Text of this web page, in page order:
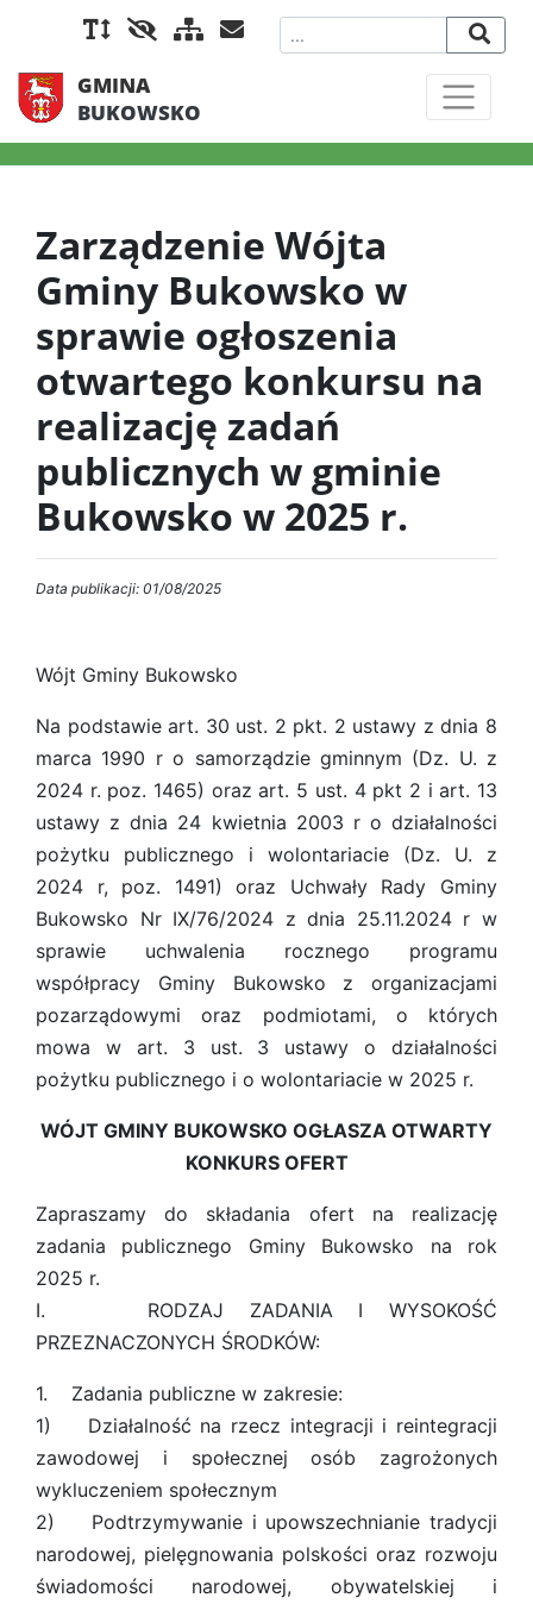
GMINA
BUKOWSKO
Zarządzenie Wójta
Gminy Bukowsko w
sprawie ogłoszenia
otwartego konkursu na
realizację zadań
publicznych w gminie
Bukowsko w 2025 r.
Data publikacji: 01/08/2025
Wójt Gminy Bukowsko
Na podstawie art. 30 ust. 2 pkt. 2 ustawy z dnia 8
marca 1990 r o samorządzie gminnym (Dz. U. z
2024 r. poz. 1465) oraz art. 5 ust. 4 pkt 2 i art. 13
ustawy z dnia 24 kwietnia 2003 r o działalności
pożytku publicznego i wolontariacie (Dz. U. z
2024 r, poz. 1491) oraz Uchwały Rady Gminy
Bukowsko Nr IX/76/2024 z dnia 25.11.2024 r w
sprawie uchwalenia rocznego programu
współpracy Gminy Bukowsko z organizacjami
pozarządowymi oraz podmiotami, o których
mowa w art. 3 ust. 3 ustawy o działalności
pożytku publicznego i o wolontariacie w 2025 r.
WÓJT GMINY BUKOWSKO OGŁASZA OTWARTY
KONKURS OFERT
Zapraszamy do składania ofert na realizację
zadania publicznego Gminy Bukowsko na rok
2025 r.
I. RODZAJ ZADANIA I WYSOKOŚĆ
PRZEZNACZONYCH ŚRODKÓW:
1. Zadania publiczne w zakresie:
1) Działalność na rzecz integracji i reintegracji
zawodowej i społecznej osób zagrożonych
wykluczeniem społecznym
2) Podtrzymywanie i upowszechnianie tradycji
narodowej, pielęgnowania polskości oraz rozwoju
świadomości narodowej, obywatelskiej i